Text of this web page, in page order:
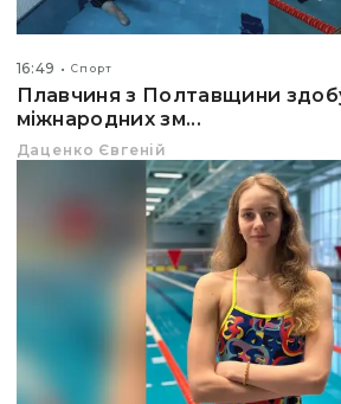
16:49 Спорт
Плавчиня з Полтавщини
міжнародних зм...
Даценко Євгеній